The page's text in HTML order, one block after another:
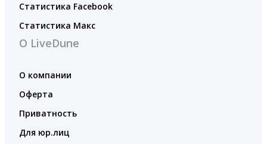
Статистика Facebook
Статистика Макс
О LiveDune
О компании
Оферта
Приватность
Для юр.лиц